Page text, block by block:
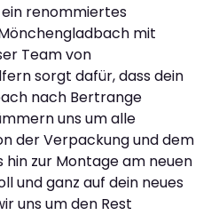
renommiertes
mit
Team von
sorgt dafür, dass dein
nach Bertrange
uns um alle
der Verpackung und dem
zur Montage am neuen
und ganz auf dein neues
uns um den Rest